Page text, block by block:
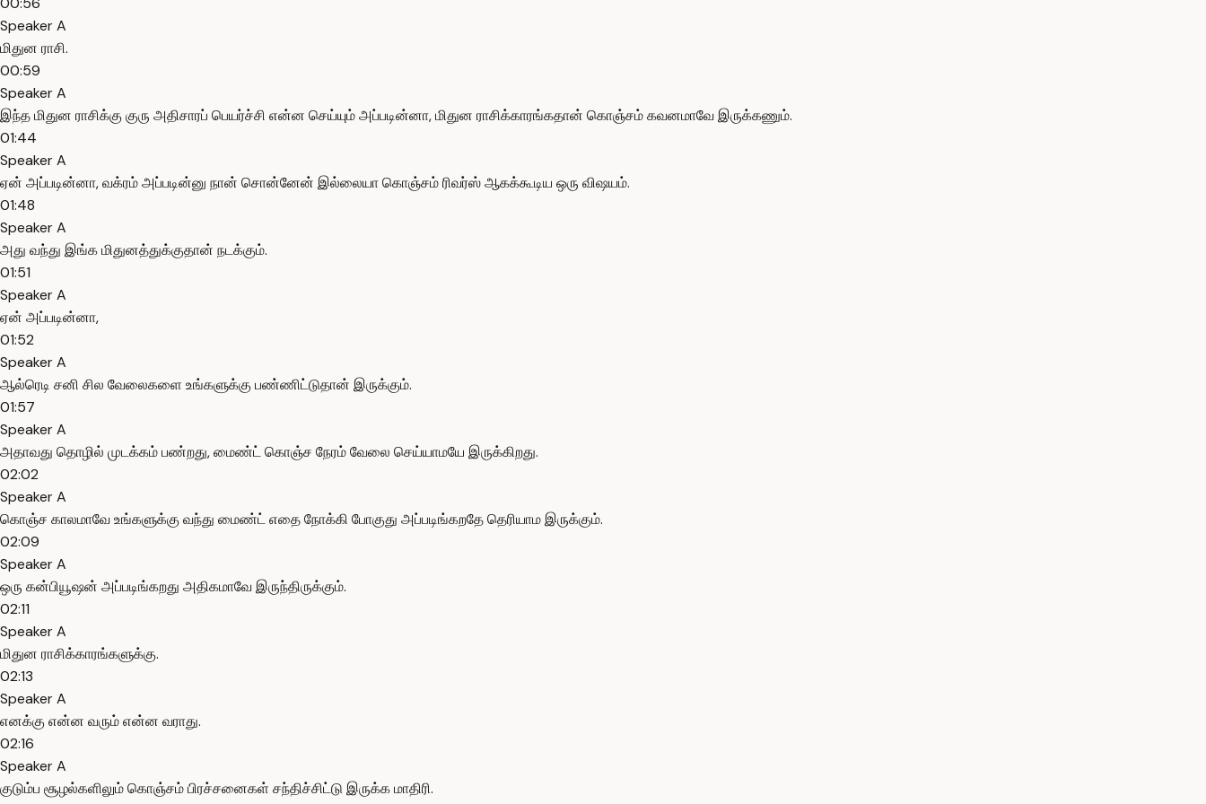
Speaker A
மிதுன ராசி.
00:59
Speaker A
இந்த மிதுன ராசிக்கு குரு அதிசாரப் பெயர்ச்சி என்ன செய்யும் அப்படின்னா, மிதுன ராசிக்காரங்கதான் கொஞ்சம் கவனமாவே இருக்கணும்.
01:44
Speaker A
ஏன் அப்படின்னா, வக்ரம் அப்படின்னு நான் சொன்னேன் இல்லையா கொஞ்சம் ரிவர்ஸ் ஆகக்கூடிய ஒரு விஷயம்.
01:48
Speaker A
அது வந்து இங்க மிதுனத்துக்குதான் நடக்கும்.
01:51
Speaker A
ஏன் அப்படின்னா,
01:52
Speaker A
ஆல்ரெடி சனி சில வேலைகளை உங்களுக்கு பண்ணிட்டுதான் இருக்கும்.
01:57
Speaker A
அதாவது தொழில் முடக்கம் பண்றது, மைண்ட் கொஞ்ச நேரம் வேலை செய்யாமயே இருக்கிறது.
02:02
Speaker A
கொஞ்ச காலமாவே உங்களுக்கு வந்து மைண்ட் எதை நோக்கி போகுது அப்படிங்கறதே தெரியாம இருக்கும்.
02:09
Speaker A
ஒரு கன்பியூஷன் அப்படிங்கறது அதிகமாவே இருந்திருக்கும்.
02:11
Speaker A
மிதுன ராசிக்காரங்களுக்கு.
02:13
Speaker A
எனக்கு என்ன வரும் என்ன வராது.
02:16
Speaker A
குடும்ப சூழல்களிலும் கொஞ்சம் பிரச்சனைகள் சந்திச்சிட்டு இருக்க மாதிரி.